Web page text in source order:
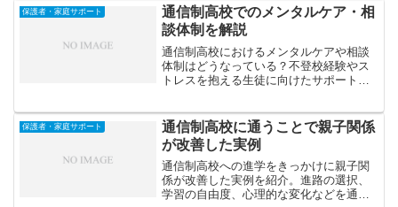
す。
保護者・家庭サポート
通信制高校でのメンタルケア・相
談体制を解説
通信制高校におけるメンタルケアや相談
体制はどうなっている？不登校経験やス
トレスを抱える生徒に向けたサポート制
保護者・家庭サポート
通信制高校に通うことで親子関係
が改善した実例
通信制高校への進学をきっかけに親子関
係が改善した実例を紹介。進路の選択、
学習の自由度、心理的な変化などを通し